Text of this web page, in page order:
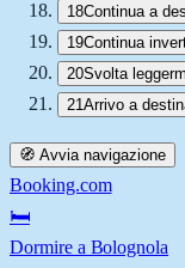
18Continua a
19Continua
20Svolta
21Arrivo a
🧭 Avvia navigazione
Booking.com
🛏️
Dormire a Bolognola